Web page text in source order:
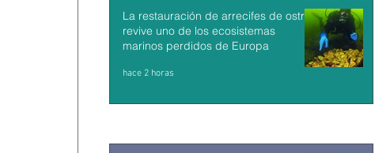
La restauración de arrecifes de ostras
revive uno de los ecosistemas
marinos perdidos de Europa
hace 2 horas